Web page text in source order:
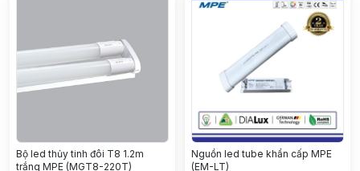
Bộ led thủy tinh đôi T8 1.2m
trắng MPE (MGT8-220T)
Nguồn led tube khẩn cấp MPE
(EM-LT)